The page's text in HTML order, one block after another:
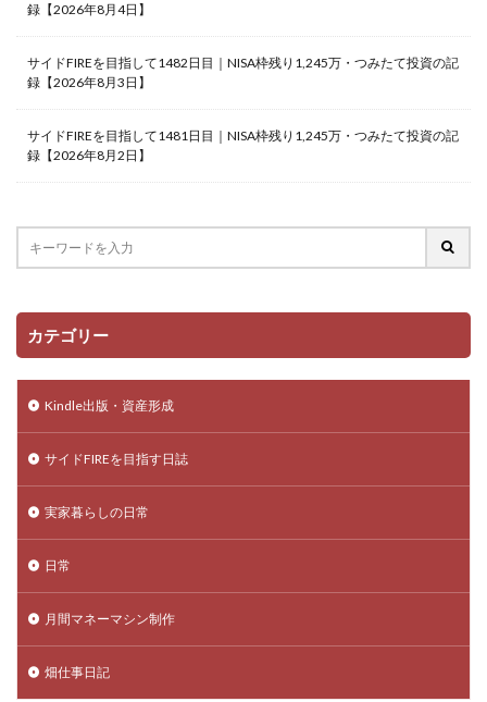
録【2026年8月4日】
サイドFIREを目指して1482日目｜NISA枠残り1,245万・つみたて投資の記
録【2026年8月3日】
サイドFIREを目指して1481日目｜NISA枠残り1,245万・つみたて投資の記
録【2026年8月2日】
カテゴリー
Kindle出版・資産形成
サイドFIREを目指す日誌
実家暮らしの日常
日常
月間マネーマシン制作
畑仕事日記